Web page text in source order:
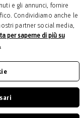
e gli annunci, fornire
Condividiamo anche le
partner social media,
per saperne di più su